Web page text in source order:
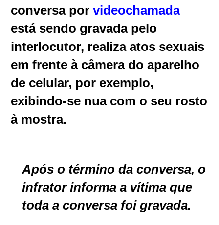
conversa porvideochamada
está sendo gravada pelo
interlocutor, realiza atos sexuais
em frente à câmera do aparelho
de celular, por exemplo,
exibindo-se nua com o seu rosto
à mostra.
Após o término da conversa, o
infrator informa a vítima que
toda a conversa foi gravada.